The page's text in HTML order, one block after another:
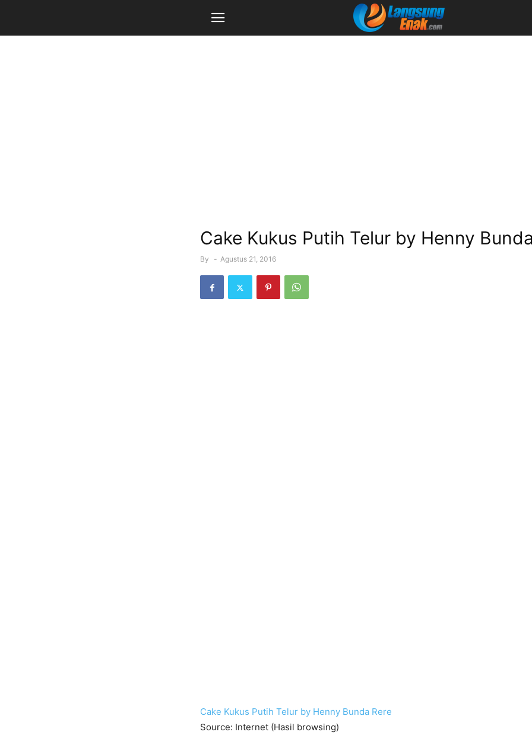
Cake Kukus Putih Telur by Henny
By - Agustus 21, 2016
Cake Kukus Putih Telur by Henny Bunda Rere
Source: Internet (Hasil browsing)